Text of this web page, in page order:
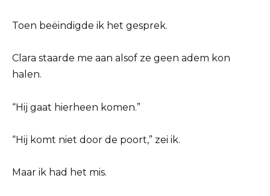
Toen beëindigde ik het gesprek.
Clara staarde me aan alsof ze geen adem kon
halen.
“Hij gaat hierheen komen.”
“Hij komt niet door de poort,” zei ik.
Maar ik had het mis.